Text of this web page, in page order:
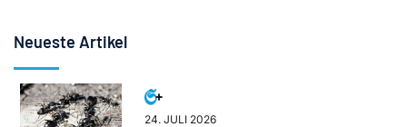
Neueste Artikel
24. JULI 2026